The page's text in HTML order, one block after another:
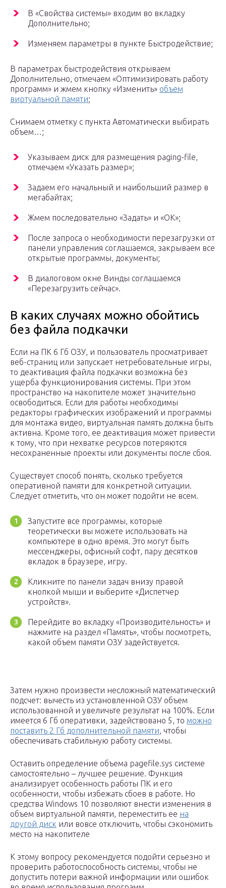
В «Свойства системы» входим во вкладку
Дополнительно;
Изменяем параметры в пункте Быстродействие;
В параметрах быстродействия открываем
Дополнительно, отмечаем «Оптимизировать работу
программ» и жмем кнопку «Изменить» объем
виртуальной памяти;
Снимаем отметку с пункта Автоматически выбирать
объем…;
Указываем диск для размещения paging-file,
отмечаем «Указать размер»;
Задаем его начальный и наибольший размер в
мегабайтах;
Жмем последовательно «Задать» и «ОК»;
После запроса о необходимости перезагрузки от
панели управления соглашаемся, закрываем все
открытые программы, документы;
В диалоговом окне Винды соглашаемся
«Перезагрузить сейчас».
В каких случаях можно обойтись
без файла подкачки
Если на ПК 6 Гб ОЗУ, и пользователь просматривает
веб-страниц или запускает нетребовательные игры,
то деактивация файла подкачки возможна без
ущерба функционирования системы. При этом
пространство на накопителе может значительно
освободиться. Если для работы необходимы
редакторы графических изображений и программы
для монтажа видео, виртуальная память должна быть
активна. Кроме того, ее деактивация может привести
к тому, что при нехватке ресурсов потеряются
несохраненные проекты или документы после сбоя.
Существует способ понять, сколько требуется
оперативной памяти для конкретной ситуации.
Следует отметить, что он может подойти не всем.
Запустите все программы, которые
теоретически вы можете использовать на
компьютере в одно время. Это могут быть
мессенджеры, офисный софт, пару десятков
вкладок в браузере, игру.
Кликните по панели задач внизу правой
кнопкой мыши и выберите «Диспетчер
устройств».
Перейдите во вкладку «Производительность» и
нажмите на раздел «Память», чтобы посмотреть,
какой объем памяти ОЗУ задействуется.
Затем нужно произвести несложный математический
подсчет: вычесть из установленной ОЗУ объем
использованной и увеличьте результат на 100%. Если
имеется 6 Гб оперативки, задействовано 5, то можно
поставить 2 Гб дополнительной памяти, чтобы
обеспечивать стабильную работу системы.
Оставить определение объема pagefile.sys системе
самостоятельно – лучшее решение. Функция
анализирует особенность работы ПК и его
особенности, чтобы избежать сбоев в работе. Но
средства Windows 10 позволяют внести изменения в
объем виртуальной памяти, переместить ее на
другой диск или вовсе отключить, чтобы сэкономить
место на накопителе
К этому вопросу рекомендуется подойти серьезно и
проверить работоспособность системы, чтобы не
допустить потери важной информации или ошибок